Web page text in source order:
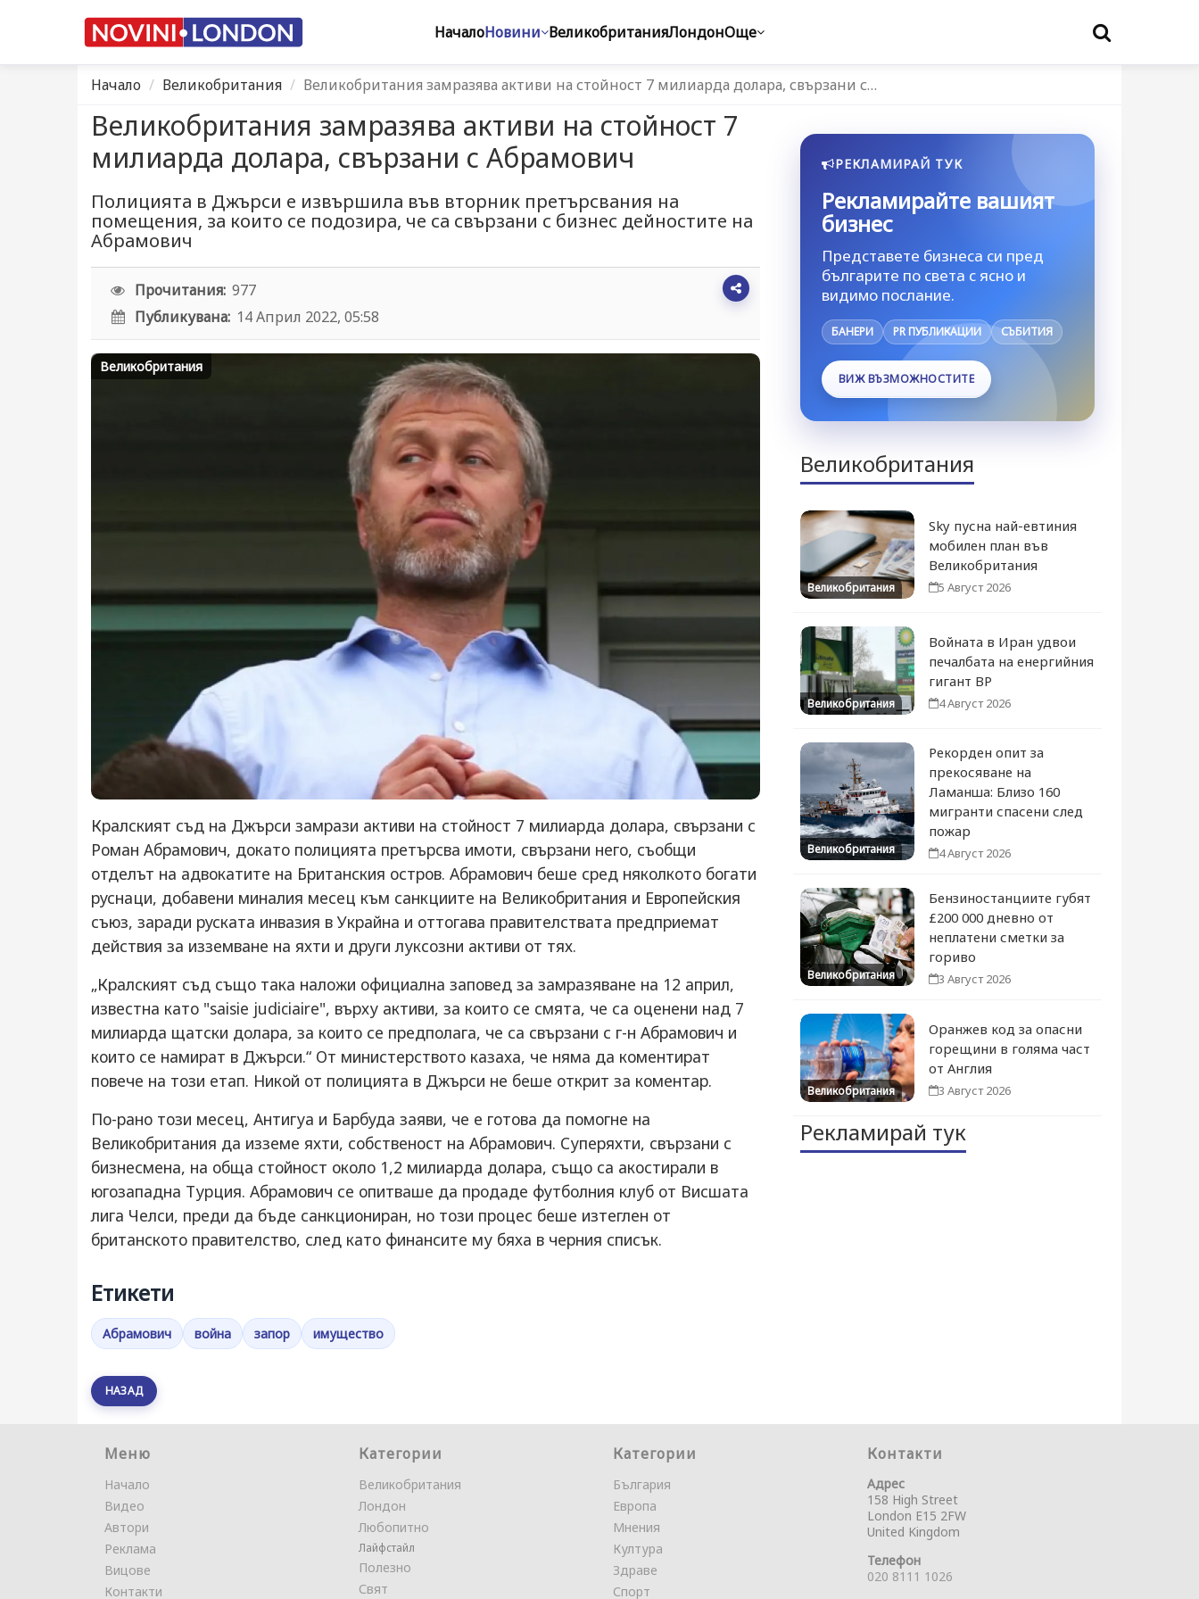
НачалоНовини ВеликобританияЛондонОще
Начало Великобритания Великобритания замразява активи на стойност 7 милиарда долара, свързани с…
Великобритания замразява активи на стойност 7
милиарда долара, свързани с Абрамович
Полицията в Джърси е извършила във вторник претърсвания на
помещения, за които се подозира, че са свързани с бизнес дейностите на
Абрамович
Прочитания: 977
Публикувана: 14 Април 2022, 05:58
Великобритания
Кралският съд на Джърси замрази активи на стойност 7 милиарда долара, свързани с
Роман Абрамович, докато полицията претърсва имоти, свързани него, съобщи
отделът на адвокатите на Британския остров. Абрамович беше сред няколкото богати
руснаци, добавени миналия месец към санкциите на Великобритания и Европейския
съюз, заради руската инвазия в Украйна и оттогава правителствата предприемат
действия за изземване на яхти и други луксозни активи от тях.
„Кралският съд също така наложи официална заповед за замразяване на 12 април,
известна като "saisie judiciaire", върху активи, за които се смята, че са оценени над 7
милиарда щатски долара, за които се предполага, че са свързани с г-н Абрамович и
които се намират в Джърси.“ От министерството казаха, че няма да коментират
повече на този етап. Никой от полицията в Джърси не беше открит за коментар.
По-рано този месец, Антигуа и Барбуда заяви, че е готова да помогне на
Великобритания да изземе яхти, собственост на Абрамович. Суперяхти, свързани с
бизнесмена, на обща стойност около 1,2 милиарда долара, също са акостирали в
югозападна Турция. Абрамович се опитваше да продаде футболния клуб от Висшата
лига Челси, преди да бъде санкциониран, но този процес беше изтеглен от
британското правителство, след като финансите му бяха в черния списък.
Етикети
Абрамович война запор имущество
НАЗАД
РЕКЛАМИРАЙ ТУК
Рекламирайте вашият
бизнес
Представете бизнеса си пред
българите по света с ясно и
видимо послание.
БАНЕРИ PR ПУБЛИКАЦИИ СЪБИТИЯ
ВИЖ ВЪЗМОЖНОСТИТЕ
Великобритания
Великобритания
Sky пусна най-евтиния
мобилен план във
Великобритания
5 Август 2026
Великобритания
Войната в Иран удвои
печалбата на енергийния
гигант BP
4 Август 2026
Великобритания
Рекорден опит за
прекосяване на
Ламанша: Близо 160
мигранти спасени след
пожар
4 Август 2026
Великобритания
Бензиностанциите губят
£200 000 дневно от
неплатени сметки за
гориво
3 Август 2026
Великобритания
Оранжев код за опасни
горещини в голяма част
от Англия
3 Август 2026
Рекламирай тук
Меню
Начало
Видео
Автори
Реклама
Вицове
Контакти
Категории
Великобритания
Лондон
Любопитно
Лайфстайл
Полезно
Свят
Категории
България
Европа
Мнения
Култура
Здраве
Спорт
Контакти
Адрес
158 High Street
London E15 2FW
United Kingdom
Телефон
020 8111 1026